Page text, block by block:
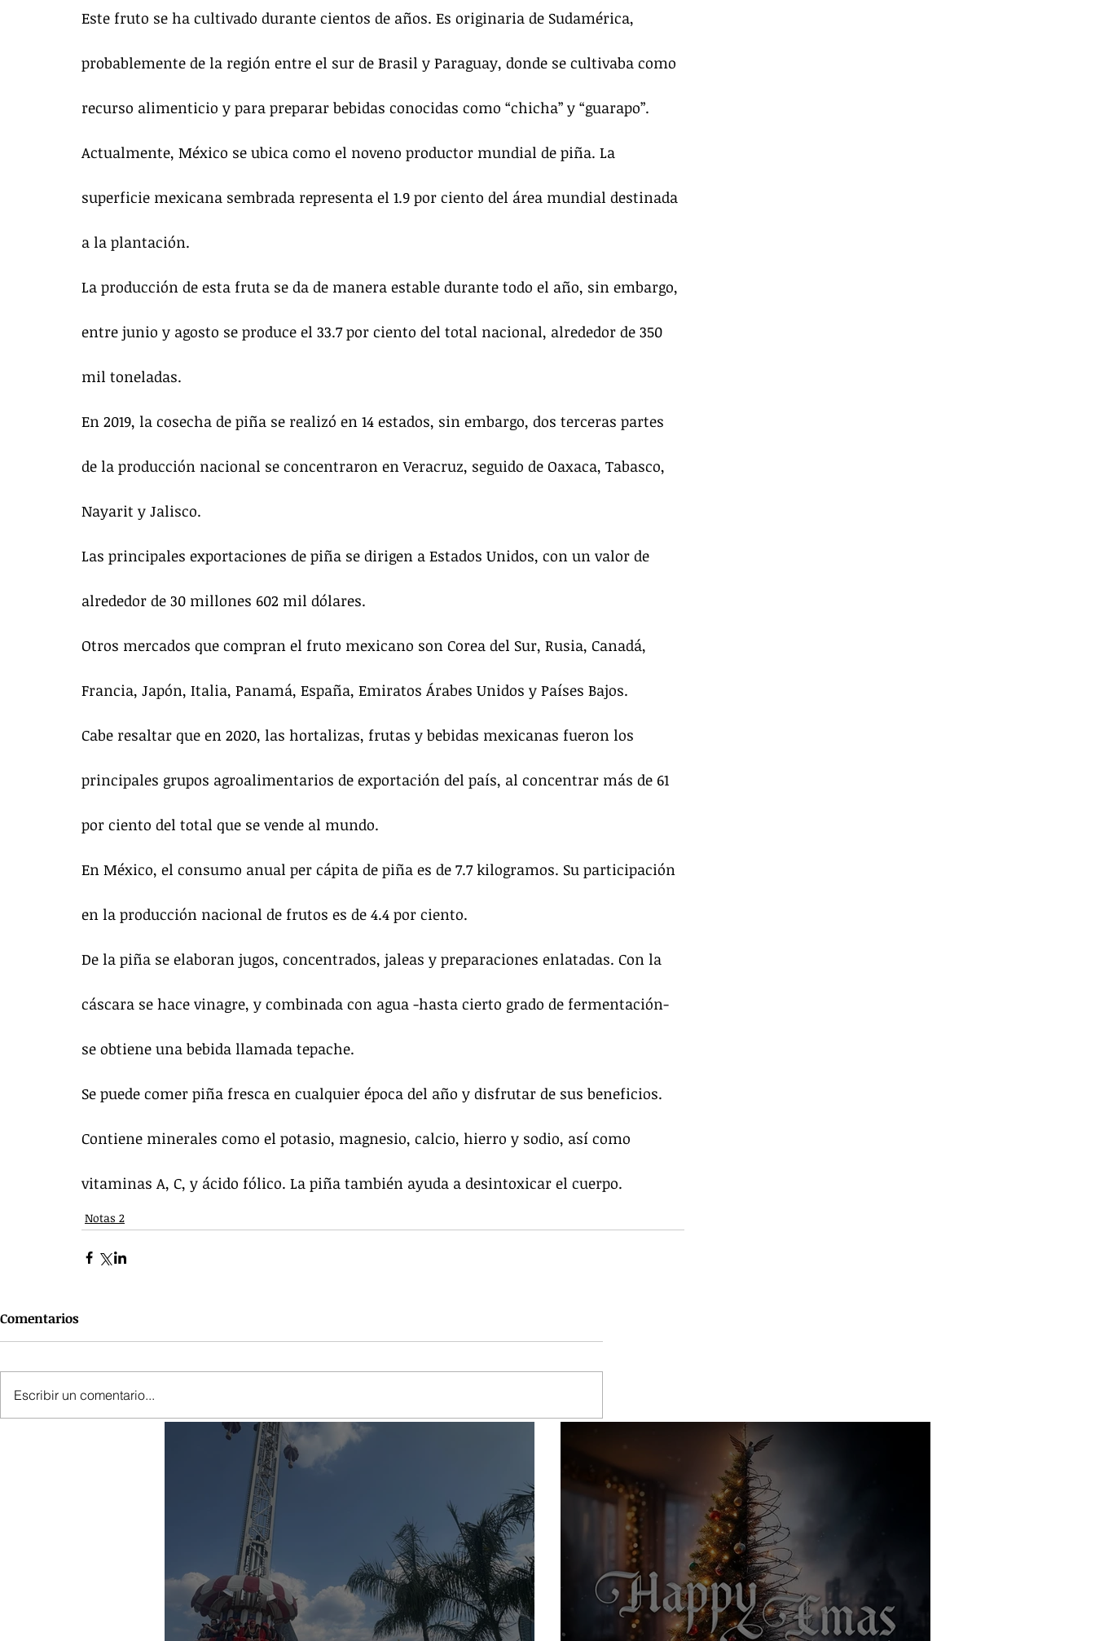
Este fruto se ha cultivado durante cientos de años. Es originaria de Sudamérica,
probablemente de la región entre el sur de Brasil y Paraguay, donde se cultivaba como
recurso alimenticio y para preparar bebidas conocidas como “chicha” y “guarapo”.
Actualmente, México se ubica como el noveno productor mundial de piña. La
superficie mexicana sembrada representa el 1.9 por ciento del área mundial destinada
a la plantación.
La producción de esta fruta se da de manera estable durante todo el año, sin embargo,
entre junio y agosto se produce el 33.7 por ciento del total nacional, alrededor de 350
mil toneladas.
En 2019, la cosecha de piña se realizó en 14 estados, sin embargo, dos terceras partes
de la producción nacional se concentraron en Veracruz, seguido de Oaxaca, Tabasco,
Nayarit y Jalisco.
Las principales exportaciones de piña se dirigen a Estados Unidos, con un valor de
alrededor de 30 millones 602 mil dólares.
Otros mercados que compran el fruto mexicano son Corea del Sur, Rusia, Canadá,
Francia, Japón, Italia, Panamá, España, Emiratos Árabes Unidos y Países Bajos.
Cabe resaltar que en 2020, las hortalizas, frutas y bebidas mexicanas fueron los
principales grupos agroalimentarios de exportación del país, al concentrar más de 61
por ciento del total que se vende al mundo.
En México, el consumo anual per cápita de piña es de 7.7 kilogramos. Su participación
en la producción nacional de frutos es de 4.4 por ciento.
De la piña se elaboran jugos, concentrados, jaleas y preparaciones enlatadas. Con la
cáscara se hace vinagre, y combinada con agua -hasta cierto grado de fermentación-
se obtiene una bebida llamada tepache.
Se puede comer piña fresca en cualquier época del año y disfrutar de sus beneficios.
Contiene minerales como el potasio, magnesio, calcio, hierro y sodio, así como
vitaminas A, C, y ácido fólico. La piña también ayuda a desintoxicar el cuerpo.
Notas 2
Comentarios
Escribir un comentario...